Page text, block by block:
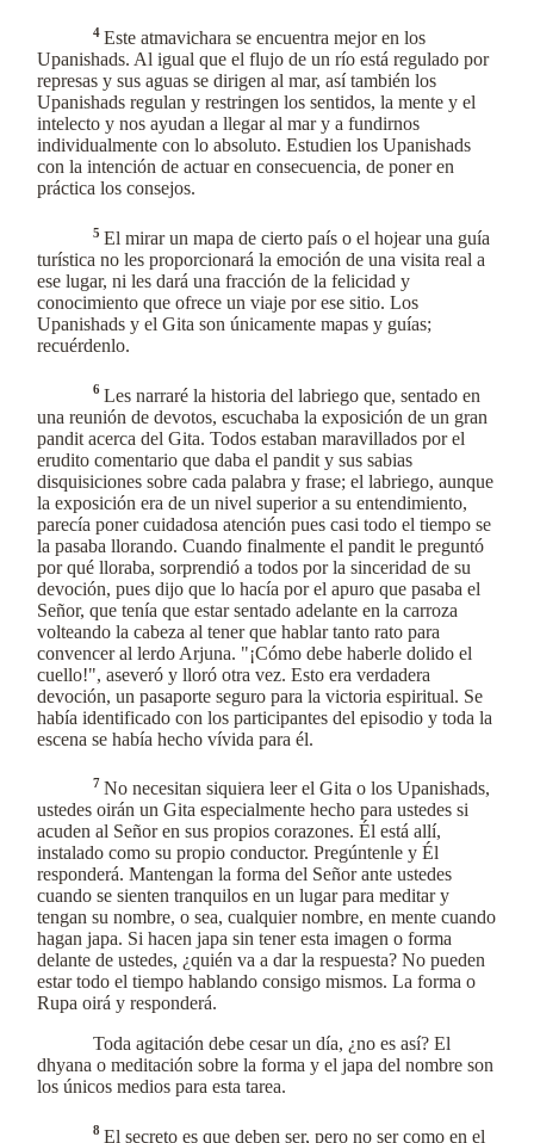
4Este atmavichara se encuentra mejor en los
Upanishads. Al igual que el flujo de un río está regulado por
represas y sus aguas se dirigen al mar, así también los
Upanishads regulan y restringen los sentidos, la mente y el
intelecto y nos ayudan a llegar al mar y a fundirnos
individualmente con lo absoluto. Estudien los Upanishads
con la intención de actuar en consecuencia, de poner en
práctica los consejos.
5El mirar un mapa de cierto país o el hojear una guía
turística no les proporcionará la emoción de una visita real a
ese lugar, ni les dará una fracción de la felicidad y
conocimiento que ofrece un viaje por ese sitio. Los
Upanishads y el Gita son únicamente mapas y guías;
recuérdenlo.
6Les narraré la historia del labriego que, sentado en
una reunión de devotos, escuchaba la exposición de un gran
pandit acerca del Gita. Todos estaban maravillados por el
erudito comentario que daba el pandit y sus sabias
disquisiciones sobre cada palabra y frase; el labriego, aunque
la exposición era de un nivel superior a su entendimiento,
parecía poner cuidadosa atención pues casi todo el tiempo se
la pasaba llorando. Cuando finalmente el pandit le preguntó
por qué lloraba, sorprendió a todos por la sinceridad de su
devoción, pues dijo que lo hacía por el apuro que pasaba el
Señor, que tenía que estar sentado adelante en la carroza
volteando la cabeza al tener que hablar tanto rato para
convencer al lerdo Arjuna. "¡Cómo debe haberle dolido el
cuello!", aseveró y lloró otra vez. Esto era verdadera
devoción, un pasaporte seguro para la victoria espiritual. Se
había identificado con los participantes del episodio y toda la
escena se había hecho vívida para él.
7No necesitan siquiera leer el Gita o los Upanishads,
ustedes oirán un Gita especialmente hecho para ustedes si
acuden al Señor en sus propios corazones. Él está allí,
instalado como su propio conductor. Pregúntenle y Él
responderá. Mantengan la forma del Señor ante ustedes
cuando se sienten tranquilos en un lugar para meditar y
tengan su nombre, o sea, cualquier nombre, en mente cuando
hagan japa. Si hacen japa sin tener esta imagen o forma
delante de ustedes, ¿quién va a dar la respuesta? No pueden
estar todo el tiempo hablando consigo mismos. La forma o
Rupa oirá y responderá.
Toda agitación debe cesar un día, ¿no es así? El
dhyana o meditación sobre la forma y el japa del nombre son
los únicos medios para esta tarea.
8El secreto es que deben ser, pero no ser como en el